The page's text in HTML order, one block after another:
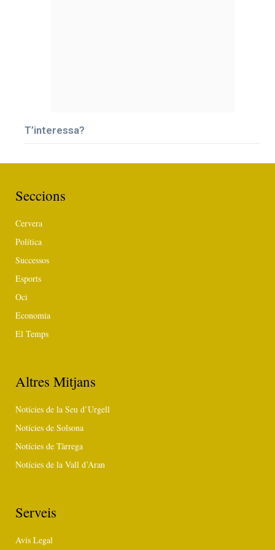
T’interessa?
Seccions
Cervera
Política
Successos
Esports
Oci
Economia
El Temps
Altres Mitjans
Notícies de la Seu d’Urgell
Notícies de Solsona
Notícies de Tàrrega
Notícies de la Vall d’Aran
Serveis
Avís Legal